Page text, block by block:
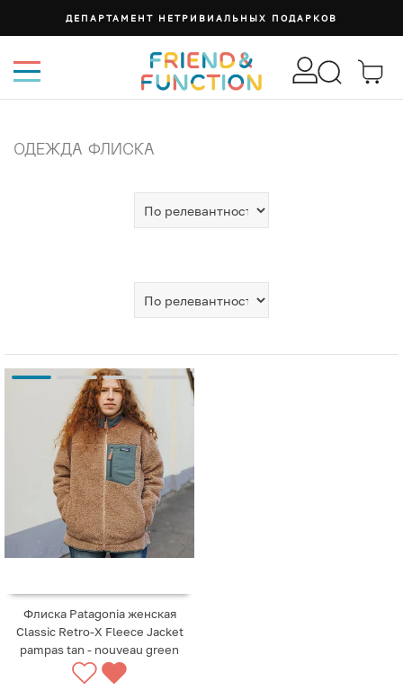
ДЕПАРТАМЕНТ НЕТРИВИАЛЬНЫХ ПОДАРКОВ
ОДЕЖДА ФЛИСКА
Флиска Patagonia женская
Classic Retro-X Fleece Jacket
pampas tan - nouveau green